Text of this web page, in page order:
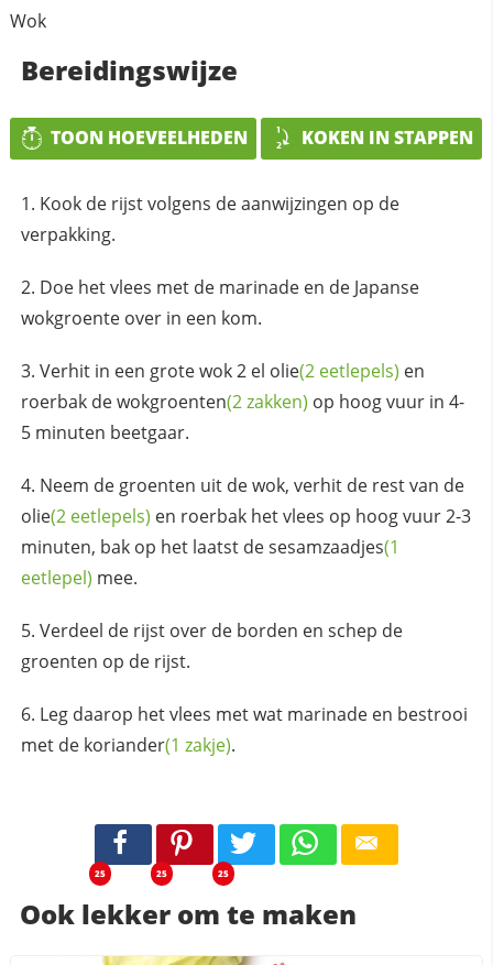
Wok
Bereidingswijze
TOON HOEVEELHEDEN KOKEN IN STAPPEN
Kook de rijst volgens de aanwijzingen op de
verpakking.
Doe het vlees met de marinade en de Japanse
wokgroente over in een kom.
Verhit in een grote wok 2 el olie(2 eetlepels) en
roerbak dewokgroenten(2 zakken) op hoog vuur in 4-
5 minuten beetgaar.
Neem de groenten uit de wok, verhit de rest van de
olie(2 eetlepels) en roerbak het vlees op hoog vuur 2-3
minuten, bak op het laatst desesamzaadjes(1
eetlepel) mee.
Verdeel de rijst over de borden en schep de
groenten op de rijst.
Leg daarop het vlees met wat marinade en bestrooi
met de koriander(1 zakje).
25 25 25
Ook lekker om te maken